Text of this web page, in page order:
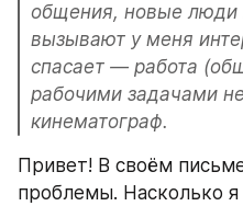
общения, новые люди
вызывают у меня
спасает — работа
рабочими задачами
кинематограф.
Привет! В своём
проблемы. Насколько я